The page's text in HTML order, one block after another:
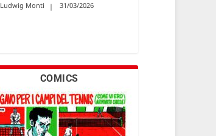
Ludwig Monti 31/03/2026
COMICS